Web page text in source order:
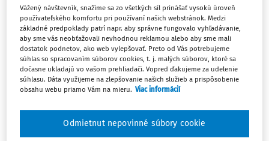
Sťažovateľka je poľská štátna príslušníčka, ktorá sa
narodila v roku 1984 a žije v meste Ciechanów v Poľsku. Je
populárna speváčka vystupujúca pod umeleckým menom
Doda.
V auguste 2009 Dziennik, spravodajský webový portál,
čase zverejnené aj v bulvárnych novinách Super Express s
názvom "Doda: neverím Biblii."
Vážený návštevník, snažíme sa zo všetkých síl prinášať vysokú úroveň
používateľského komfortu pri používaní našich webstránok. Medzi
základné predpoklady patrí napr. aby správne fungovalo vyhľadávanie,
aby sme vás neobťažovali nevhodnou reklamou alebo aby sme mali
dostatok podnetov, ako web vylepšovať. Preto od Vás potrebujeme
súhlas so spracovaním súborov cookies, t. j. malých súborov, ktoré sa
dočasne ukladajú vo vašom prehliadači. Vopred ďakujeme za udelenie
súhlasu. Dáta využijeme na zlepšovanie našich služieb a prispôsobenie
obsahu webu priamo Vám na mieru. Viac informácií
Odmietnut nepovinné súbory cookie